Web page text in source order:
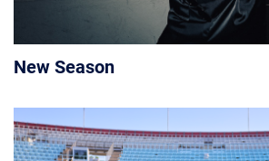
New Season